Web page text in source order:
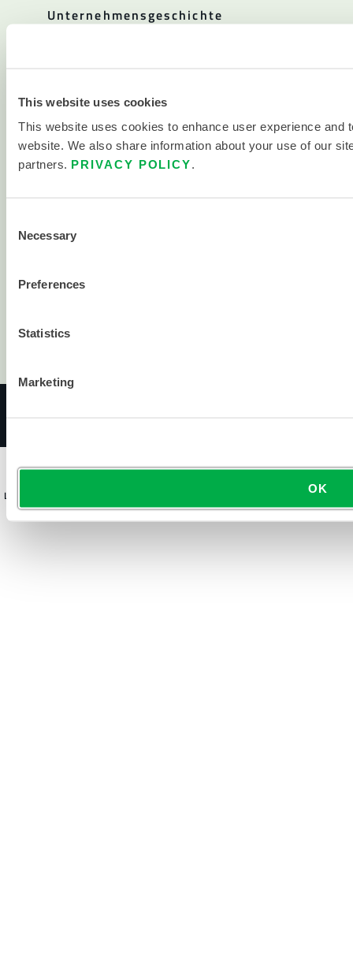
This website uses cookies
This website uses cookies to enhance user experience and
website. We also share information about your use of our
partners. PRIVACY POLICY.
Selection
Necessary
Preferences
Statistics
Marketing
OK
Unternehmensgeschichte
Politiken
Ressourcen
Blogs und Artikel
Kataloge
Chemische Suche
Vertriebspartner
POLITIKEN NUTZUNGSBEDINGUNGEN
LAKELAND INDUSTRIES, INC. WIRD AN DER NASDAQ ALS LAKE